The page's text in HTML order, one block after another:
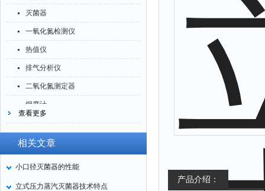
灭菌器
一氧化氮检测仪
热值仪
排气分析仪
二氧化氮测定器
烟度计
四氟化硅测定仪
一氧化碳分析仪
查看更多
相关文章
小口径灭菌器的性能
立式压力蒸汽灭菌器技术特点
产品介绍：